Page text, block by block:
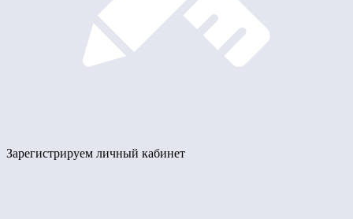
Зарегистрируем личный кабинет